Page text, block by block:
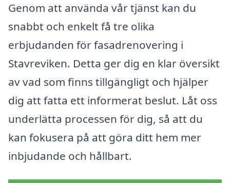
Genom att använda vår tjänst kan du
snabbt och enkelt få tre olika
erbjudanden för fasadrenovering i
Stavreviken. Detta ger dig en klar översikt
av vad som finns tillgängligt och hjälper
dig att fatta ett informerat beslut. Låt oss
underlätta processen för dig, så att du
kan fokusera på att göra ditt hem mer
inbjudande och hållbart.